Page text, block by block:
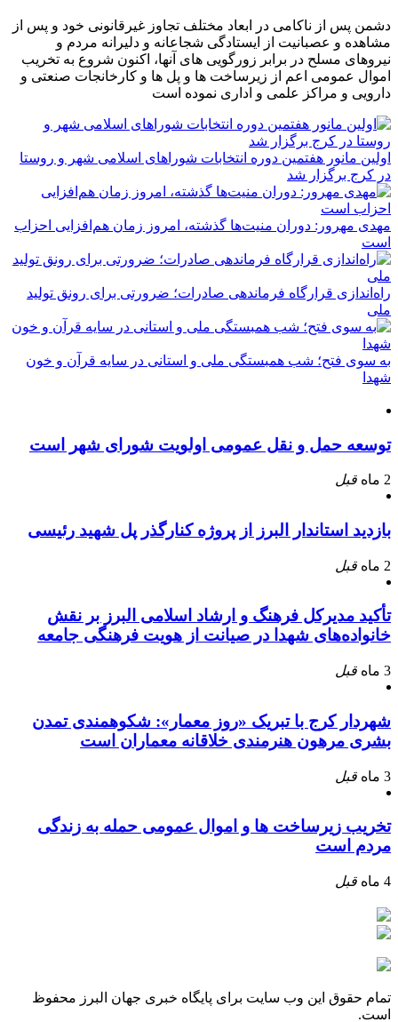
دشمن پس از ناکامی در ابعاد مختلف تجاوز غیرقانونی خود و پس از
مشاهده و عصبانیت از ایستادگی شجاعانه و دلیرانه مردم و
نیروهای مسلح در برابر زورگویی های آنها، اکنون شروع به تخریب
اموال عمومی اعم از زیرساخت ها و پل ها و کارخانجات صنعتی و
دارویی و مراکز علمی و اداری نموده است
اولین مانور هفتمین دوره انتخابات شوراهای اسلامی شهر و روستا
در کرج برگزار شد
مهدی مهرور: دوران منیت‌ها گذشته، امروز زمان هم‌افزایی احزاب
است
راه‌اندازی قرارگاه فرماندهی صادرات؛ ضرورتی برای رونق تولید
ملی
به سوی فتح؛ شب همبستگی ملی و استانی در سایه قرآن و خون
شهدا
توسعه حمل و نقل عمومی اولویت شورای شهر است
2 ماه قبل
بازدید استاندار البرز از پروژه کنارگذر پل شهید رئیسی
2 ماه قبل
تأکید مدیرکل فرهنگ و ارشاد اسلامی البرز بر نقش
خانواده‌های شهدا در صیانت از هویت فرهنگی جامعه
3 ماه قبل
شهردار کرج با تبریک «روز معمار»: شکوهمندی تمدن
بشری مرهون هنرمندی خلاقانه معماران است
3 ماه قبل
تخریب زیرساخت ها و اموال عمومی حمله به زندگی
مردم است
4 ماه قبل
تمام حقوق این وب سایت برای پایگاه خبری جهان البرز محفوظ
است.